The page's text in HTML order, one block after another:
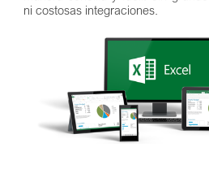
ni costosas integraciones.